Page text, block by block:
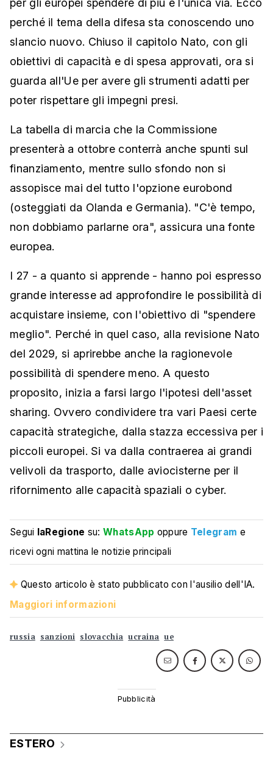
per gli europei spendere di più è l'unica via. Ecco
perché il tema della difesa sta conoscendo uno
slancio nuovo. Chiuso il capitolo Nato, con gli
obiettivi di capacità e di spesa approvati, ora si
guarda all'Ue per avere gli strumenti adatti per
poter rispettare gli impegni presi.
La tabella di marcia che la Commissione
presenterà a ottobre conterrà anche spunti sul
finanziamento, mentre sullo sfondo non si
assopisce mai del tutto l'opzione eurobond
(osteggiati da Olanda e Germania). "C'è tempo,
non dobbiamo parlarne ora", assicura una fonte
europea.
I 27 - a quanto si apprende - hanno poi espresso
grande interesse ad approfondire le possibilità di
acquistare insieme, con l'obiettivo di "spendere
meglio". Perché in quel caso, alla revisione Nato
del 2029, si aprirebbe anche la ragionevole
possibilità di spendere meno. A questo
proposito, inizia a farsi largo l'ipotesi dell'asset
sharing. Ovvero condividere tra vari Paesi certe
capacità strategiche, dalla stazza eccessiva per i
piccoli europei. Si va dalla contraerea ai grandi
velivoli da trasporto, dalle aviocisterne per il
rifornimento alle capacità spaziali o cyber.
Segui laRegione su:WhatsApp oppure Telegram e
ricevi ogni mattina le notizie principali
Questo articolo è stato pubblicato con l'ausilio dell'IA.
Maggiori informazioni
russia sanzioni slovacchia ucraina ue
ESTERO